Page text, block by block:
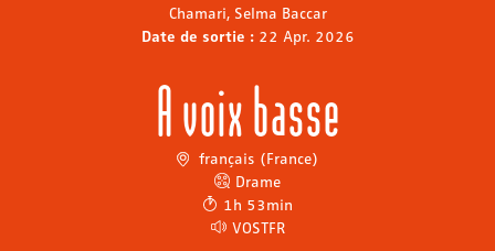
Chamari, Selma Baccar
Date de sortie : 22 Apr. 2026
A voix basse
français (France)
Drame
1h 53min
VOSTFR